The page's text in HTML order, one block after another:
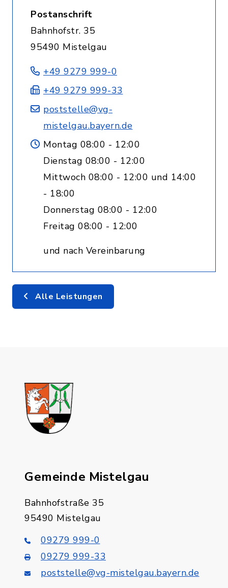
Postanschrift
Bahnhofstr. 35
95490 Mistelgau
+49 9279 999-0
+49 9279 999-33
poststelle@vg-
mistelgau.bayern.de
Montag 08:00 - 12:00
Dienstag 08:00 - 12:00
Mittwoch 08:00 - 12:00 und 14:00
- 18:00
Donnerstag 08:00 - 12:00
Freitag 08:00 - 12:00
und nach Vereinbarung
Alle Leistungen
Gemeinde Mistelgau
Bahnhofstraße 35
95490 Mistelgau
09279 999-0
09279 999-33
poststelle@vg-mistelgau.bayern.de